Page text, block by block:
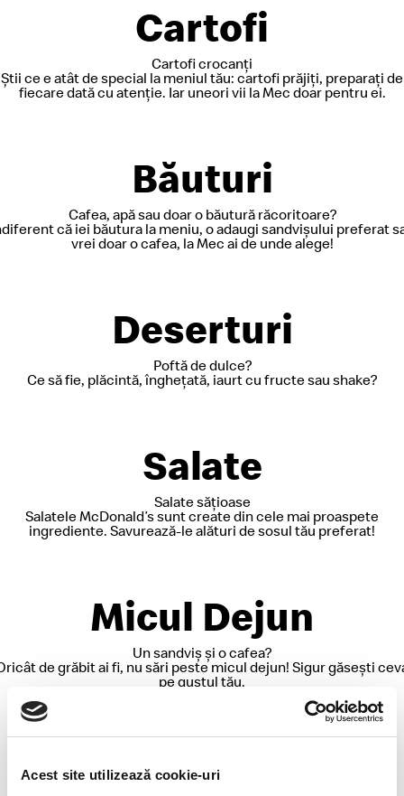
Acest site utilizează cookie-uri
Cartofi
Cartofi crocanți
Știi ce e atât de special la meniul tău: cartofi prăjiți, preparați de
fiecare dată cu atenție. Iar uneori vii la Mec doar pentru ei.
Băuturi
Cafea, apă sau doar o băutură răcoritoare?
că iei băutura la meniu, o adaugi sandvișului preferat
vrei doar o cafea, la Mec ai de unde alege!
Deserturi
Poftă de dulce?
Ce să fie, plăcintă, înghețată, iaurt cu fructe sau shake?
Salate
Salate sățioase
Salatele McDonald’s sunt create din cele mai proaspete
ingrediente. Savurează-le alături de sosul tău preferat!
Micul Dejun
Un sandviș și o cafea?
de grăbit ai fi, nu sări peste micul dejun! Sigur găsești
pe gustul tău.
Gustări